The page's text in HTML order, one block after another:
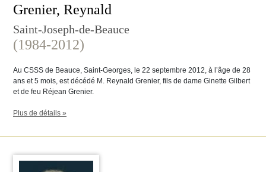
Grenier, Reynald
Saint-Joseph-de-Beauce
(1984-2012)
Au CSSS de Beauce, Saint-Georges, le 22 septembre 2012, à l’âge de 28
ans et 5 mois, est décédé M. Reynald Grenier, fils de dame Ginette Gilbert
et de feu Réjean Grenier.
Plus de détails »